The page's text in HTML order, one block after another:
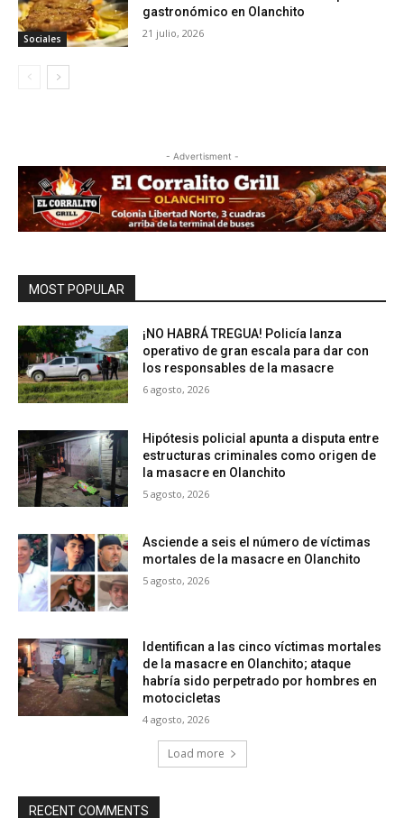
Sociales
gastronómico en Olanchito
21 julio, 2026
- Advertisment -
MOST POPULAR
¡NO HABRÁ TREGUA! Policía lanza
operativo de gran escala para dar con
los responsables de la masacre
6 agosto, 2026
Hipótesis policial apunta a disputa entre
estructuras criminales como origen de
la masacre en Olanchito
5 agosto, 2026
Asciende a seis el número de víctimas
mortales de la masacre en Olanchito
5 agosto, 2026
Identifican a las cinco víctimas mortales
de la masacre en Olanchito; ataque
habría sido perpetrado por hombres en
motocicletas
4 agosto, 2026
Load more
RECENT COMMENTS